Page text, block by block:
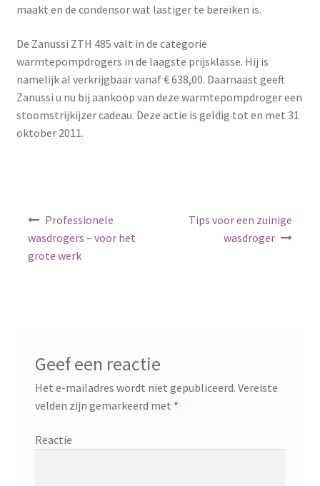
maakt en de condensor wat lastiger te bereiken is.
De Zanussi ZTH 485 valt in de categorie
warmtepompdrogers in de laagste prijsklasse. Hij is
namelijk al verkrijgbaar vanaf € 638,00. Daarnaast geeft
Zanussi u nu bij aankoop van deze warmtepompdroger een
stoomstrijkijzer cadeau. Deze actie is geldig tot en met 31
oktober 2011.
Professionele
wasdrogers – voor het
grote werk
Tips voor een zuinige
wasdroger
Geef een reactie
Het e-mailadres wordt niet gepubliceerd. Vereiste
velden zijn gemarkeerd met *
Reactie